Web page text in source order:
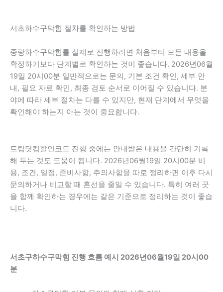
서초하수구막힘 절차를 확인하는 방법
중랑하수구막힘를 실제로 진행하려면 처음부터 모든 내용을
확정하기보다 단계별로 확인하는 것이 좋습니다. 2026년06월
19일 20시00분 일반적으로는 문의, 기본 조건 확인, 세부 안
내, 필요 자료 확인, 최종 검토 순서로 이어질 수 있습니다. 분
야에 따라 세부 절차는 다를 수 있지만, 현재 단계에서 무엇을
확인해야 하는지 아는 것이 중요합니다.
트립닷컴할인코드 진행 중에는 안내받은 내용을 간단히 기록
해 두는 것도 도움이 됩니다. 2026년06월19일 20시00분 비
용, 조건, 일정, 준비사항, 주의사항을 따로 정리하면 이후 다시
문의하거나 비교할 때 혼선을 줄일 수 있습니다. 특히 여러 곳
을 함께 확인하는 경우에는 같은 기준으로 정리하는 것이 좋습
니다.
서초구하수구막힘 진행 흐름 예시 2026년06월19일 20시00
분